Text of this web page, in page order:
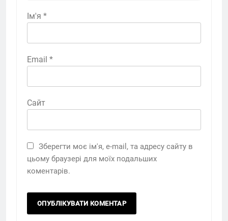
Ім'я *
Email *
Сайт
Зберегти моє ім'я, e-mail, та адресу сайту в
цьому браузері для моїх подальших
коментарів.